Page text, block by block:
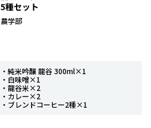
5種セット
農学部
・純米吟醸 龍谷 300ml×1
・白味噌×1
・龍谷米×2
・カレー×2
・ブレンドコーヒー2種×1